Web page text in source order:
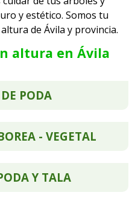
y estético. Somos tu
de Ávila y provincia.
altura en Ávila
PODA
- VEGETAL
Y TALA